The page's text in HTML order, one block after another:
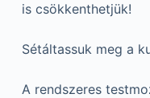
is csökkenthetjük!
Sétáltassuk meg a
A rendszeres